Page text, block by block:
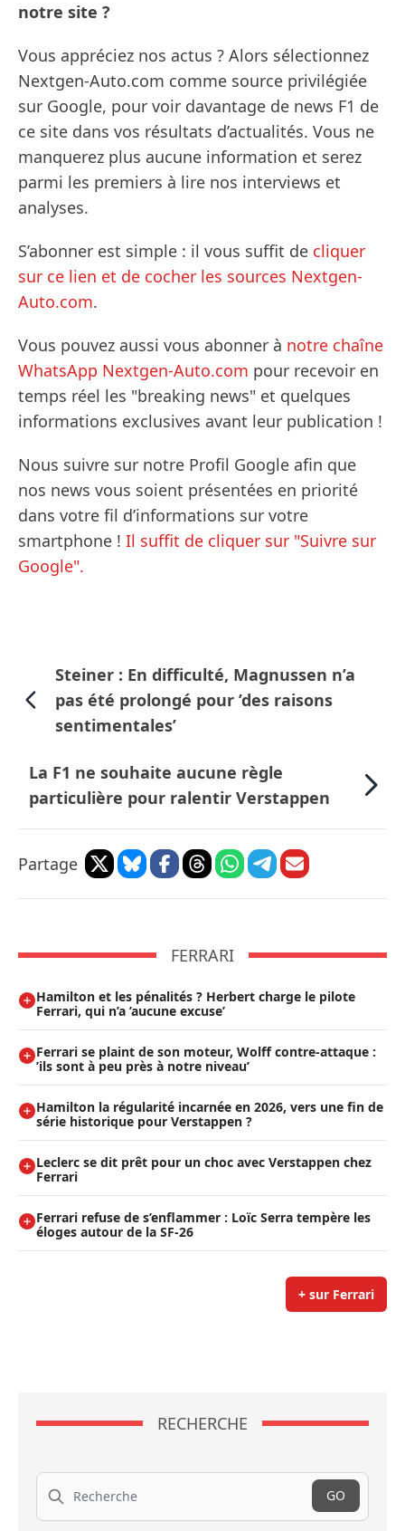
notre site ?
Vous appréciez nos actus ? Alors sélectionnez
Nextgen-Auto.com comme source privilégiée
sur Google, pour voir davantage de news F1 de
ce site dans vos résultats d’actualités. Vous ne
manquerez plus aucune information et serez
parmi les premiers à lire nos interviews et
analyses.
S’abonner est simple : il vous suffit de cliquer
sur ce lien et de cocher les sources Nextgen-
Auto.com.
Vous pouvez aussi vous abonner à notre chaîne
WhatsApp Nextgen-Auto.com pour recevoir en
temps réel les "breaking news" et quelques
informations exclusives avant leur publication !
Nous suivre sur notre Profil Google afin que
nos news vous soient présentées en priorité
dans votre fil d’informations sur votre
smartphone ! Il suffit de cliquer sur "Suivre sur
Google".
Steiner : En difficulté, Magnussen n’a
pas été prolongé pour ’des raisons
sentimentales’
La F1 ne souhaite aucune règle
particulière pour ralentir Verstappen
Partage
FERRARI
Hamilton et les pénalités ? Herbert charge le pilote
Ferrari, qui n’a ’aucune excuse’
Ferrari se plaint de son moteur, Wolff contre-attaque :
’ils sont à peu près à notre niveau’
Hamilton la régularité incarnée en 2026, vers une fin de
série historique pour Verstappen ?
Leclerc se dit prêt pour un choc avec Verstappen chez
Ferrari
Ferrari refuse de s’enflammer : Loïc Serra tempère les
éloges autour de la SF-26
+ sur Ferrari
RECHERCHE
Recherche
GO